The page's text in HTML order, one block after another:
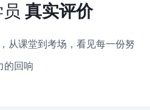
真实评价
从课堂到考场，看见每一份努
的回响